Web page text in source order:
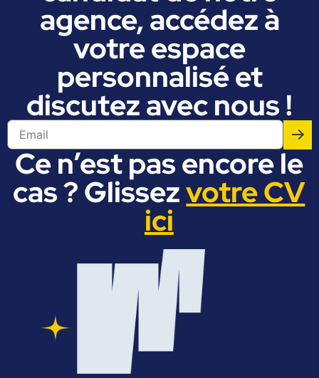
agence, accédez à
votre espace
personnalisé et
discutez avec nous !
Ce n’est pas encore le
cas ? Glissezvotre CV
ici